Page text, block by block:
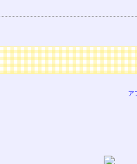
ア